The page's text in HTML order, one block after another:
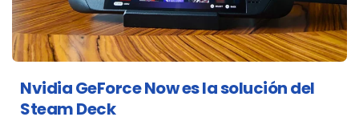
Nvidia GeForce Now es la solución del
Steam Deck